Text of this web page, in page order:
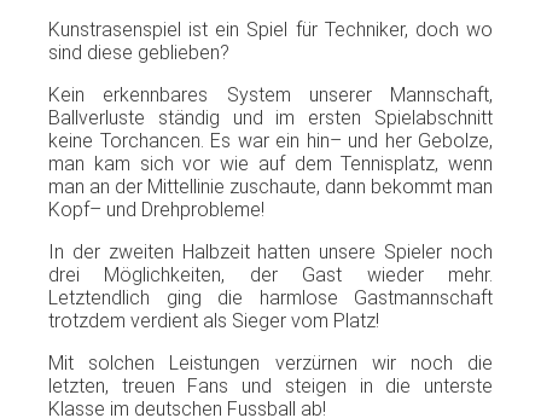
Kunstrasenspiel ist ein Spiel für Techniker, doch wo
sind diese geblieben?
Kein
erkennbares System unserer Mannschaft,
Ballverluste
ständig und im ersten
Spielabschnitt
keine Torchancen. Es war ein hin– und her Gebolze,
man kam sich vor wie auf dem Tennisplatz, wenn
man an der Mittellinie zuschaute, dann bekommt man
Kopf– und Drehprobleme!
In der zweiten Halbzeit hatten unsere Spieler noch
drei
Möglichkeiten, der Gast wieder mehr.
Letztendlich
ging die harmlose
Gastmannschaft
trotzdem verdient als Sieger vom Platz!
Mit solchen Leistungen verzürnen wir noch die
letzten, treuen Fans und steigen in die unterste
Klasse im deutschen Fussball ab!